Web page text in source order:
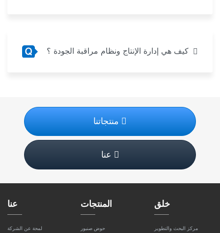
كيف هي إدارة الإنتاج ونظام مراقبة الجودة ؟
عنا
لمحة عن الشركة
المنتجات
حوض صنبور
خلق
مركز البحث والتطوير